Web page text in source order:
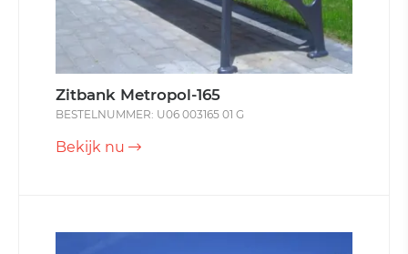
Zitbank Metropol-165
BESTELNUMMER: U06 003165 01 G
Bekijk nu